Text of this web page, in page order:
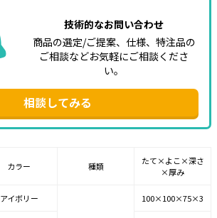
技術的なお問い合わせ
商品の選定/ご提案、仕様、特注品の
ご相談などお気軽にご相談くださ
い。
相談してみる
カラー 種類
たて×よこ×深さ
×厚み
アイボリー 100×100×75×3